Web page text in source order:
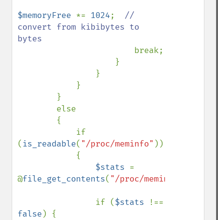
$memoryFree *= 1024; //
convert from kibibytes to
bytes
break;
( is_readable( "/proc/meminfo" ))
$stats =
@file_get_contents( "/proc/meminfo"
                if (
$stats
false ) {